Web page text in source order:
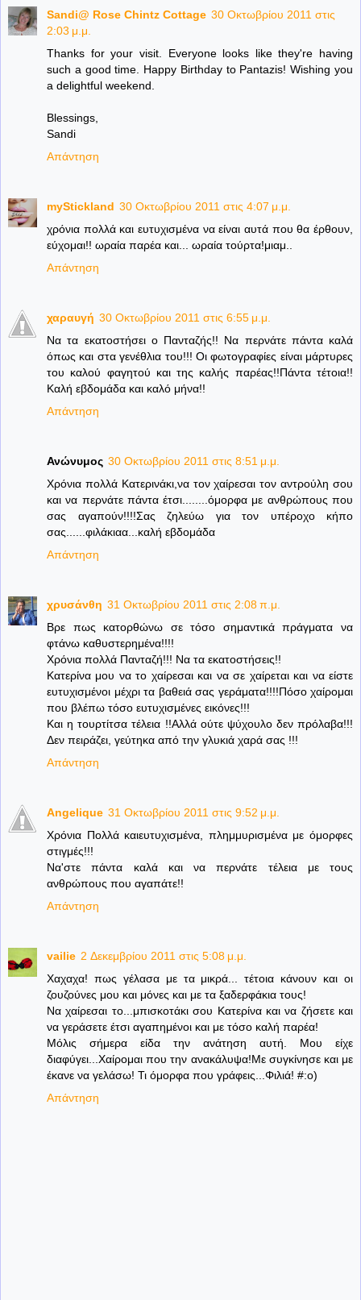
Sandi@ Rose Chintz Cottage 30 Οκτωβρίου 2011 στις
2:03 μ.μ.
Thanks for your visit. Everyone looks like they're having
such a good time. Happy Birthday to Pantazis! Wishing you
a delightful weekend.
Blessings,
Sandi
Απάντηση
myStickland 30 Οκτωβρίου 2011 στις 4:07 μ.μ.
χρόνια πολλά και ευτυχισμένα να είναι αυτά που θα έρθουν,
εύχομαι!! ωραία παρέα και... ωραία τούρτα!μιαμ..
Απάντηση
χαραυγή 30 Οκτωβρίου 2011 στις 6:55 μ.μ.
Να τα εκατοστήσει ο Πανταζής!! Να περνάτε πάντα καλά
όπως και στα γενέθλια του!!! Οι φωτογραφίες είναι μάρτυρες
του καλού φαγητού και της καλής παρέας!!Πάντα τέτοια!!
Καλή εβδομάδα και καλό μήνα!!
Απάντηση
Ανώνυμος 30 Οκτωβρίου 2011 στις 8:51 μ.μ.
Χρόνια πολλά Κατερινάκι,να τον χαίρεσαι τον αντρούλη σου
και να περνάτε πάντα έτσι........όμορφα με ανθρώπους που
σας αγαπούν!!!!Σας ζηλεύω για τον υπέροχο κήπο
σας......φιλάκιαα...καλή εβδομάδα
Απάντηση
χρυσάνθη 31 Οκτωβρίου 2011 στις 2:08 π.μ.
Βρε πως κατορθώνω σε τόσο σημαντικά πράγματα να
φτάνω καθυστερημένα!!!!
Χρόνια πολλά Πανταζή!!! Να τα εκατοστήσεις!!
Κατερίνα μου να το χαίρεσαι και να σε χαίρεται και να είστε
ευτυχισμένοι μέχρι τα βαθειά σας γεράματα!!!!Πόσο χαίρομαι
που βλέπω τόσο ευτυχισμένες εικόνες!!!
Και η τουρτίτσα τέλεια !!Αλλά ούτε ψύχουλο δεν πρόλαβα!!!
Δεν πειράζει, γεύτηκα από την γλυκιά χαρά σας !!!
Απάντηση
Angelique 31 Οκτωβρίου 2011 στις 9:52 μ.μ.
Χρόνια Πολλά καιευτυχισμένα, πλημμυρισμένα με όμορφες
στιγμές!!!
Να'στε πάντα καλά και να περνάτε τέλεια με τους
ανθρώπους που αγαπάτε!!
Απάντηση
vailie 2 Δεκεμβρίου 2011 στις 5:08 μ.μ.
Χαχαχα! πως γέλασα με τα μικρά... τέτοια κάνουν και οι
ζουζούνες μου και μόνες και με τα ξαδερφάκια τους!
Να χαίρεσαι το...μπισκοτάκι σου Κατερίνα και να ζήσετε και
να γεράσετε έτσι αγαπημένοι και με τόσο καλή παρέα!
Μόλις σήμερα είδα την ανάτηση αυτή. Μου είχε
διαφύγει...Χαίρομαι που την ανακάλυψα!Με συγκίνησε και με
έκανε να γελάσω! Τι όμορφα που γράφεις...Φιλιά! #:ο)
Απάντηση